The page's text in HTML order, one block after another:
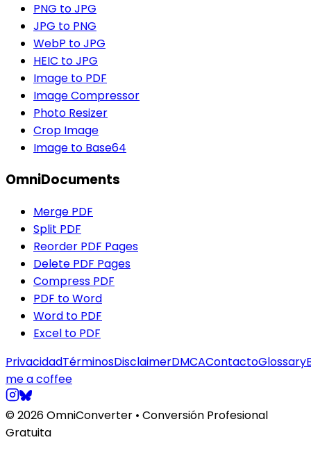
PNG to JPG
JPG to PNG
WebP to JPG
HEIC to JPG
Image to PDF
Image Compressor
Photo Resizer
Crop Image
Image to Base64
OmniDocuments
Merge PDF
Split PDF
Reorder PDF Pages
Delete PDF Pages
Compress PDF
PDF to Word
Word to PDF
Excel to PDF
PrivacidadTérminosDisclaimerDMCAContactoGlossary
me a coffee
© 2026 OmniConverter • Conversión Profesional
Gratuita